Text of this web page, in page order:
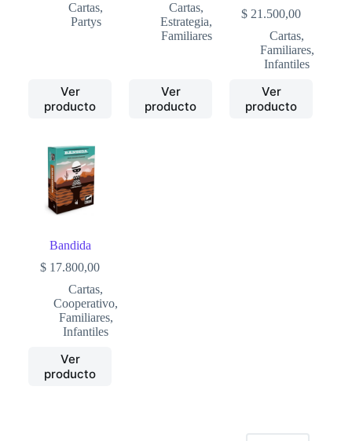
Cartas,
Partys
Ver
producto
Cartas,
Estrategia,
Familiares
Ver
producto
$ 21.500,00
Cartas,
Familiares,
Infantiles
Ver
producto
Bandida
$ 17.800,00
Cartas,
Cooperativo,
Familiares,
Infantiles
Ver
producto